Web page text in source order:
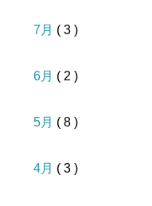
7月 ( 3 )
6月 ( 2 )
5月 ( 8 )
4月 ( 3 )